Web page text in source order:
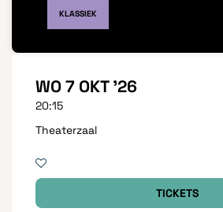
KLASSIEK
WO 7 OKT '26
20:15
Theaterzaal
TICKETS